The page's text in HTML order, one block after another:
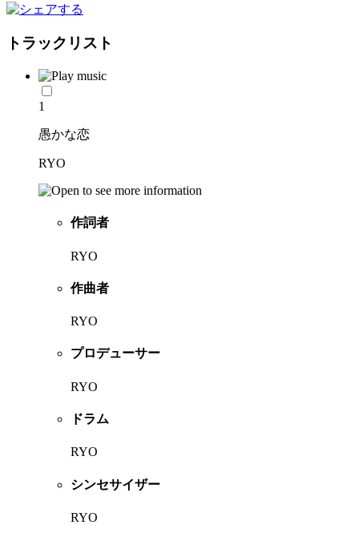
トラックリスト
1
愚かな恋
RYO
作詞者
RYO
作曲者
RYO
プロデューサー
RYO
ドラム
RYO
シンセサイザー
RYO